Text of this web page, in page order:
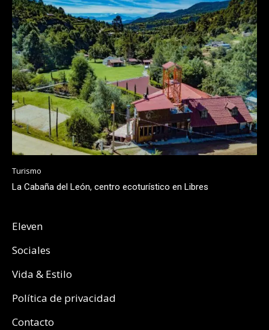
Turismo
La Cabaña del León, centro ecoturístico en Libres
Eleven
Sociales
Vida & Estilo
Política de privacidad
Contacto